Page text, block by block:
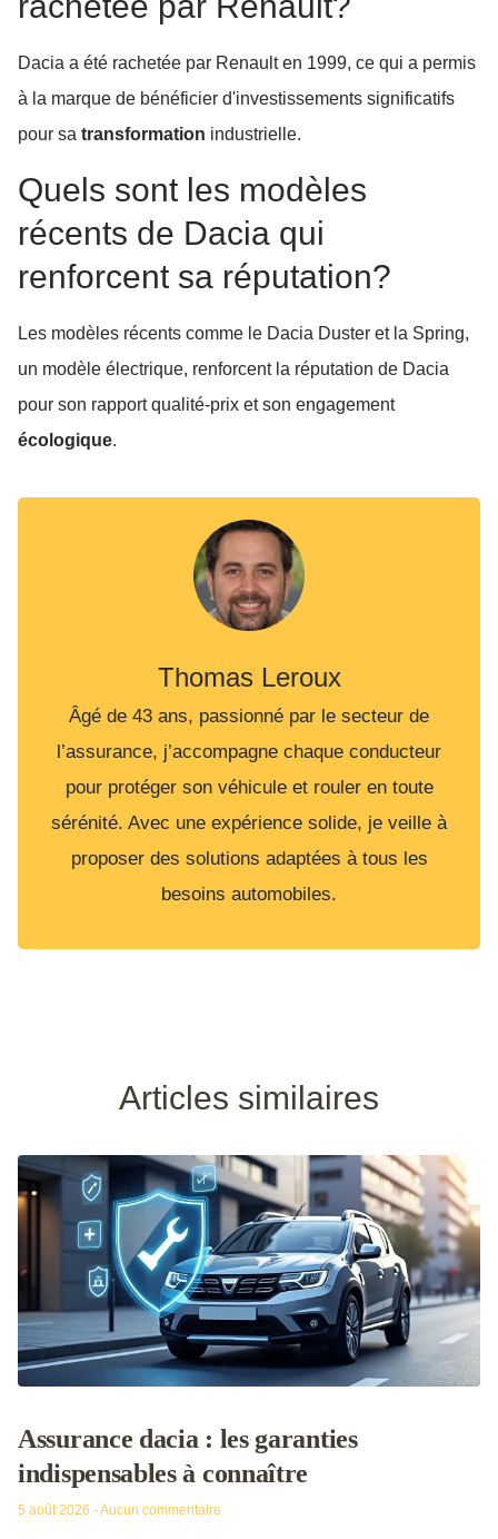
Dacia a été rachetée par Renault en 1999, ce qui a permis
à la marque de bénéficier d'investissements significatifs
pour sa transformation industrielle.
Quels sont les modèles
récents de Dacia qui
renforcent sa réputation?
Les modèles récents comme le Dacia Duster et la Spring,
un modèle électrique, renforcent la réputation de Dacia
pour son rapport qualité-prix et son engagement
écologique.
Thomas Leroux
Âgé de 43 ans, passionné par le secteur de
l’assurance, j’accompagne chaque conducteur
pour protéger son véhicule et rouler en toute
sérénité. Avec une expérience solide, je veille à
proposer des solutions adaptées à tous les
besoins automobiles.
Articles similaires
Assurance dacia : les garanties
indispensables à connaître
5 août 2026 Aucun commentaire